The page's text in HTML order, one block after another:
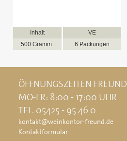
Inhalt
VE
500 Gramm
6 Packungen
ÖFFNUNGSZEITEN FREUND
MO-FR: 8:00 - 17:00 UHR
TEL. 05425 - 95 46 0
kontakt@weinkontor-freund.de
Kontaktformular